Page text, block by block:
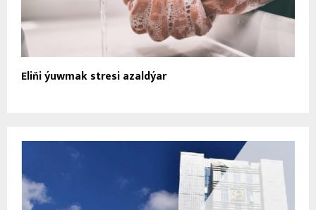
Eliňi ýuwmak stresi azaldýar